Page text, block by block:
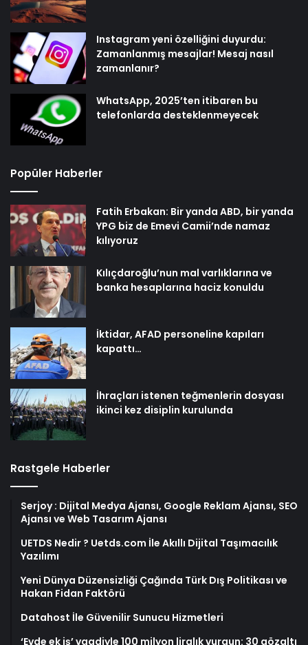
Instagram yeni özelliğini duyurdu:
Zamanlanmış mesajlar! Mesaj nasıl
zamanlanır?
WhatsApp, 2025’ten itibaren bu
telefonlarda desteklenmeyecek
Popüler Haberler
Fatih Erbakan: Bir yanda ABD, bir yanda
YPG biz de Emevi Camii’nde namaz
kılıyoruz
Kılıçdaroğlu’nun mal varlıklarına ve
banka hesaplarına haciz konuldu
İktidar, AFAD personeline kapıları
kapattı…
İhraçları istenen teğmenlerin dosyası
ikinci kez disiplin kurulunda
Rastgele Haberler
Serjoy : Dijital Medya Ajansı, Google Reklam Ajansı, SEO
Ajansı ve Web Tasarım Ajansı
UETDS Nedir ? Uetds.com İle Akıllı Dijital Taşımacılık
Yazılımı
Yeni Dünya Düzensizliği Çağında Türk Dış Politikası ve
Hakan Fidan Faktörü
Datahost İle Güvenilir Sunucu Hizmetleri
‘Evde ek iş’ vaadiyle 100 milyon liralık vurgun: 30 gözaltı